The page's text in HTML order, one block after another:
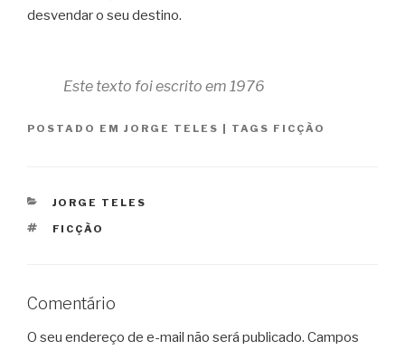
desvendar o seu destino.
Este texto foi escrito em 1976
POSTADO EM JORGE TELES | TAGS FICÇÃO
CATEGORIAS
JORGE TELES
TAGS
FICÇÃO
Comentário
O seu endereço de e-mail não será publicado. Campos